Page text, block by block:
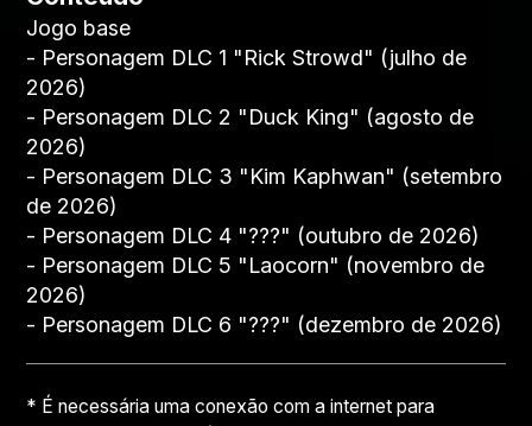
Jogo base
- Personagem DLC 1 "Rick Strowd" (julho de
2026)
- Personagem DLC 2 "Duck King" (agosto de
2026)
- Personagem DLC 3 "Kim Kaphwan" (setembro
de 2026)
- Personagem DLC 4 "???" (outubro de 2026)
- Personagem DLC 5 "Laocorn" (novembro de
2026)
- Personagem DLC 6 "???" (dezembro de 2026)
* É necessária uma conexão com a internet para